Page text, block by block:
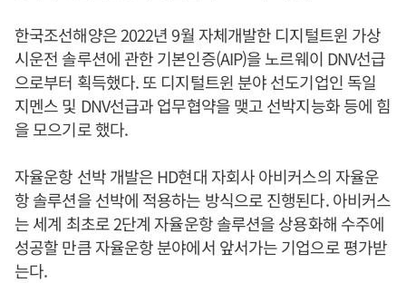
한국조선해양은 2022년 9월 자체개발한 디지털트윈 가상
시운전 솔루션에 관한 기본인증(AIP)을 노르웨이 DNV선급
으로부터 획득했다. 또 디지털트윈 분야 선도기업인 독일
지멘스 및 DNV선급과 업무협약을 맺고 선박지능화 등에 힘
을 모으기로 했다.
자율운항 선박 개발은 HD현대 자회사 아비커스의 자율운
항 솔루션을 선박에 적용하는 방식으로 진행된다. 아비커스
는 세계 최초로 2단계 자율운항 솔루션을 상용화해 수주에
성공할 만큼 자율운항 분야에서 앞서가는 기업으로 평가받
는다.